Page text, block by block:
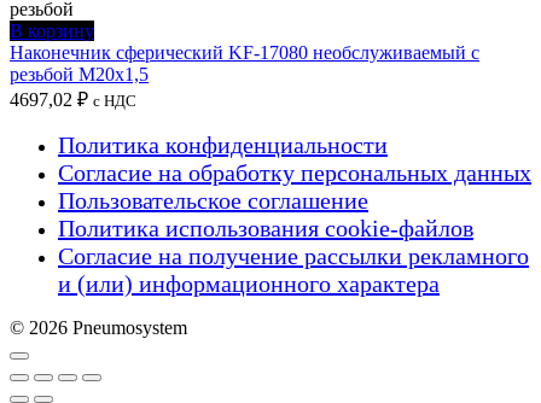
В корзину
Наконечник сферический KF-17080 необслуживаемый с
резьбой M20x1,5
4697,02 ₽ с НДС
Политика конфиденциальности
Согласие на обработку персональных данных
Пользовательское соглашение
Политика использования cookie-файлов
Согласие на получение рассылки рекламного
и (или) информационного характера
© 2026 Pneumosystem